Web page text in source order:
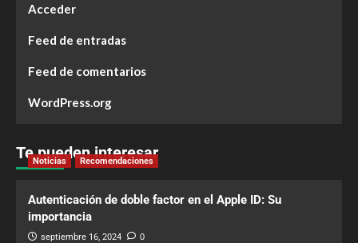
Acceder
Feed de entradas
Feed de comentarios
WordPress.org
Te pueden interesar
Noticias Recomendaciones
Autenticación de doble factor en el Apple ID: Su
importancia
septiembre 16, 2024 0